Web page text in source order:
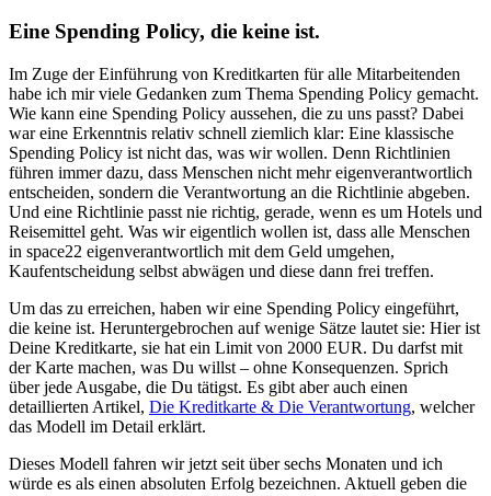
Eine Spending Policy, die keine ist.
Im Zuge der Einführung von Kreditkarten für alle Mitarbeitenden
habe ich mir viele Gedanken zum Thema Spending Policy gemacht.
Wie kann eine Spending Policy aussehen, die zu uns passt? Dabei
war eine Erkenntnis relativ schnell ziemlich klar: Eine klassische
Spending Policy ist nicht das, was wir wollen. Denn Richtlinien
führen immer dazu, dass Menschen nicht mehr eigenverantwortlich
entscheiden, sondern die Verantwortung an die Richtlinie abgeben.
Und eine Richtlinie passt nie richtig, gerade, wenn es um Hotels und
Reisemittel geht. Was wir eigentlich wollen ist, dass alle Menschen
in space22 eigenverantwortlich mit dem Geld umgehen,
Kaufentscheidung selbst abwägen und diese dann frei treffen.
Um das zu erreichen, haben wir eine Spending Policy eingeführt,
die keine ist. Heruntergebrochen auf wenige Sätze lautet sie: Hier ist
Deine Kreditkarte, sie hat ein Limit von 2000 EUR. Du darfst mit
der Karte machen, was Du willst – ohne Konsequenzen. Sprich
über jede Ausgabe, die Du tätigst. Es gibt aber auch einen
detaillierten Artikel, Die Kreditkarte & Die Verantwortung, welcher
das Modell im Detail erklärt.
Dieses Modell fahren wir jetzt seit über sechs Monaten und ich
würde es als einen absoluten Erfolg bezeichnen. Aktuell geben die